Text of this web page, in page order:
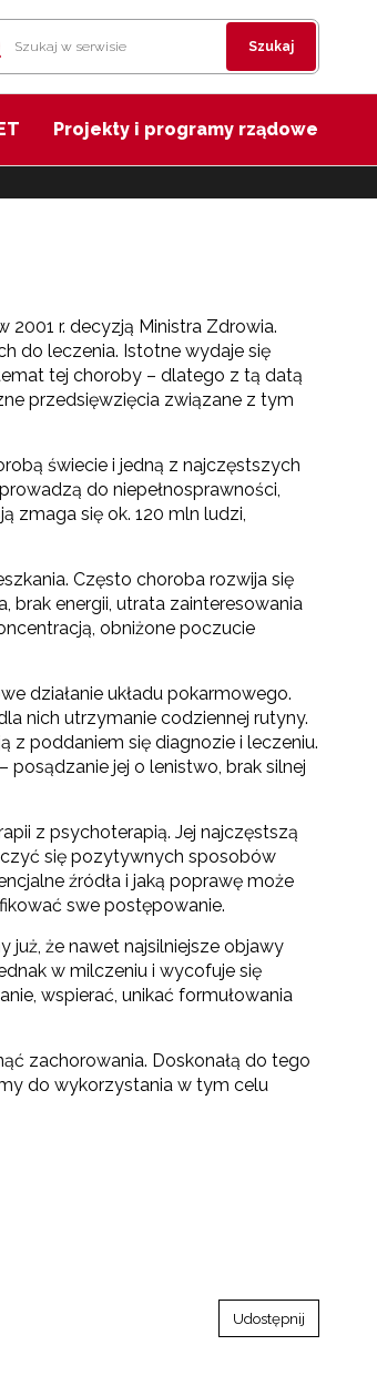
Szukaj
Projekty i programy rządowe
r. decyzją Ministra Zdrowia.
do leczenia. Istotne wydaje się
tej choroby – dlatego z tą datą
przedsięwzięcia związane z tym
świecie i jedną z najczęstszych
do niepełnosprawności,
zmaga się ok. 120 mln ludzi,
Często choroba rozwija się
brak energii, utrata zainteresowania
obniżone poczucie
działanie układu pokarmowego.
nich utrzymanie codziennej rutyny.
z poddaniem się diagnozie i leczeniu.
jej o lenistwo, brak silnej
z psychoterapią. Jej najczęstszą
się pozytywnych sposobów
źródła i jaką poprawę może
swe postępowanie.
już, że nawet najsilniejsze objawy
w milczeniu i wycofuje się
wspierać, unikać formułowania
zachorowania. Doskonałą do tego
do wykorzystania w tym celu
Udostępnij